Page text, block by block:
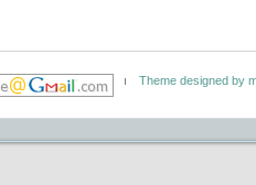
Theme designed by